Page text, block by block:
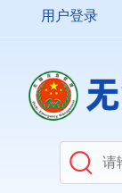
用户登录